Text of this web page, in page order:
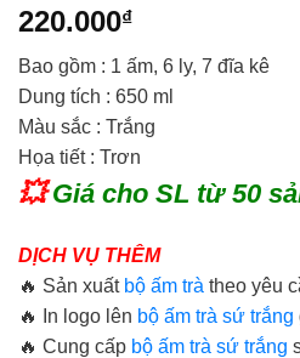
220.000₫
Bao gồm : 1 ấm, 6 ly, 7 đĩa kê
Dung tích : 650 ml
Màu sắc : Trắng
Họa tiết : Trơn
💥Giá cho SL từ 50
DỊCH VỤ THÊM
🔥 Sản xuất bộ ấm trà theo yêu
🔥 In logo lên bộ ấm trà sứ trắng
🔥 Cung cấp bộ ấm trà sứ trắng